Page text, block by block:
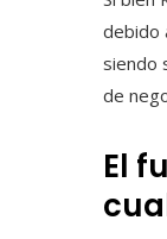
debido
siendo
de
El